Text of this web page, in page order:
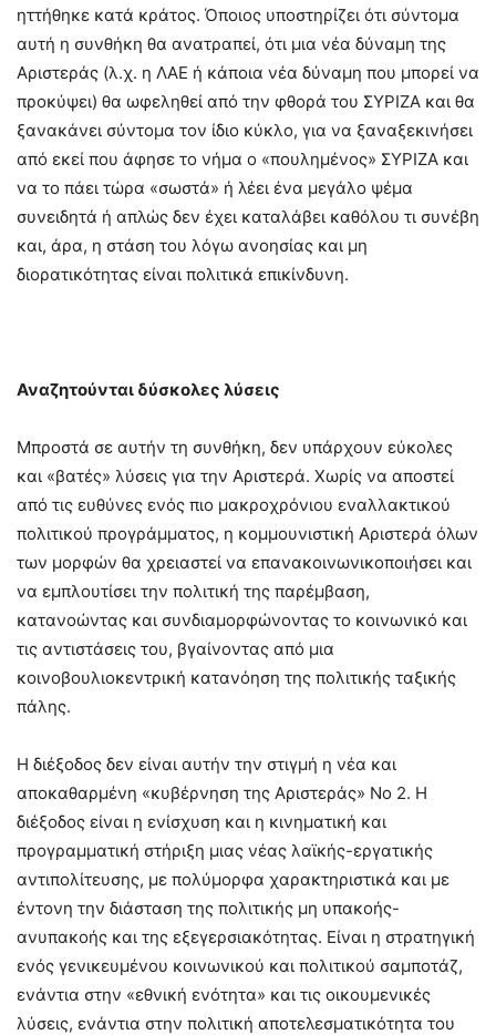
ηττήθηκε κατά κράτος. Όποιος υποστηρίζει ότι σύντομα
αυτή η συνθήκη θα ανατραπεί, ότι μια νέα δύναμη της
Αριστεράς (λ.χ. η ΛΑΕ ή κάποια νέα δύναμη που μπορεί να
προκύψει) θα ωφεληθεί από την φθορά του ΣΥΡΙΖΑ και θα
ξανακάνει σύντομα τον ίδιο κύκλο, για να ξαναξεκινήσει
από εκεί που άφησε το νήμα ο «πουλημένος» ΣΥΡΙΖΑ και
να το πάει τώρα «σωστά» ή λέει ένα μεγάλο ψέμα
συνειδητά ή απλώς δεν έχει καταλάβει καθόλου τι συνέβη
και, άρα, η στάση του λόγω ανοησίας και μη
διορατικότητας είναι πολιτικά επικίνδυνη.
Αναζητούνται δύσκολες λύσεις
Μπροστά σε αυτήν τη συνθήκη, δεν υπάρχουν εύκολες
και «βατές» λύσεις για την Αριστερά. Χωρίς να αποστεί
από τις ευθύνες ενός πιο μακροχρόνιου εναλλακτικού
πολιτικού προγράμματος, η κομμουνιστική Αριστερά όλων
των μορφών θα χρειαστεί να επανακοινωνικοποιήσει και
να εμπλουτίσει την πολιτική της παρέμβαση,
κατανοώντας και συνδιαμορφώνοντας το κοινωνικό και
τις αντιστάσεις του, βγαίνοντας από μια
κοινοβουλιοκεντρική κατανόηση της πολιτικής ταξικής
πάλης.
Η διέξοδος δεν είναι αυτήν την στιγμή η νέα και
αποκαθαρμένη «κυβέρνηση της Αριστεράς» Νο 2. Η
διέξοδος είναι η ενίσχυση και η κινηματική και
προγραμματική στήριξη μιας νέας λαϊκής-εργατικής
αντιπολίτευσης, με πολύμορφα χαρακτηριστικά και με
έντονη την διάσταση της πολιτικής μη υπακοής-
ανυπακοής και της εξεγερσιακότητας. Είναι η στρατηγική
ενός γενικευμένου κοινωνικού και πολιτικού σαμποτάζ,
ενάντια στην «εθνική ενότητα» και τις οικουμενικές
λύσεις, ενάντια στην πολιτική αποτελεσματικότητα του